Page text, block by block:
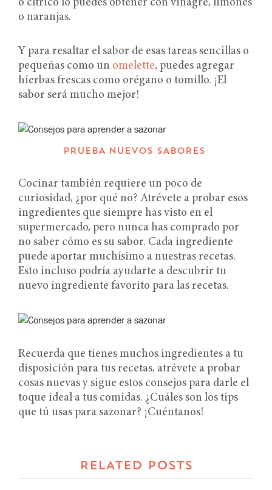
o cítrico lo puedes obtener con vinagre, limones
o naranjas.
Y para resaltar el sabor de esas tareas sencillas o
pequeñas como un omelette, puedes agregar
hierbas frescas como orégano o tomillo. ¡El
sabor será mucho mejor!
PRUEBA NUEVOS SABORES
Cocinar también requiere un poco de
curiosidad, ¿por qué no? Atrévete a probar esos
ingredientes que siempre has visto en el
supermercado, pero nunca has comprado por
no saber cómo es su sabor. Cada ingrediente
puede aportar muchísimo a nuestras recetas.
Esto incluso podría ayudarte a descubrir tu
nuevo ingrediente favorito para las recetas.
Recuerda que tienes muchos ingredientes a tu
disposición para tus recetas, atrévete a probar
cosas nuevas y sigue estos consejos para darle el
toque ideal a tus comidas. ¿Cuáles son los tips
que tú usas para sazonar? ¡Cuéntanos!
RELATED POSTS